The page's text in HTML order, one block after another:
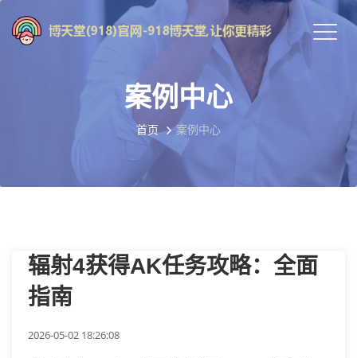
案例中心
首页 案例中心
辐射4获得AK任务攻略：全面
指南
2026-05-02 18:26:08